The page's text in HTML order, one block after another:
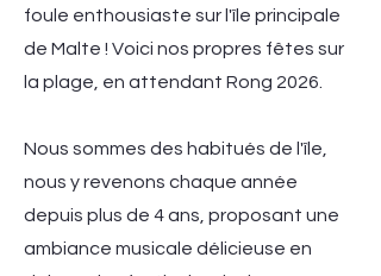
foule enthousiaste sur l'île principale
de Malte ! Voici nos propres fêtes sur
la plage, en attendant Rong 2026.
Nous sommes des habitués de l'île,
nous y revenons chaque année
depuis plus de 4 ans, proposant une
ambiance musicale délicieuse en